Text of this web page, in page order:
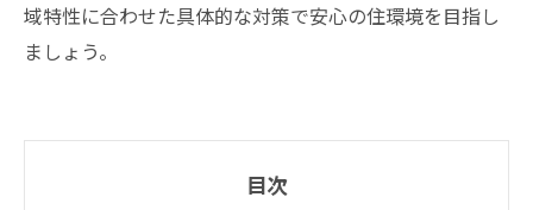
域特性に合わせた具体的な対策で安心の住環境を目指し
ましょう。
目次